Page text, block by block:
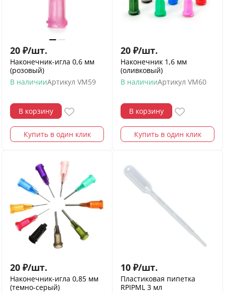
20 ₽/шт.
Наконечник-игла 0,6 мм
(розовый)
В наличииАртикул VM59
В корзину
Купить в один клик
20 ₽/шт.
Наконечник 1,6 мм
(оливковый)
В наличииАртикул VM60
В корзину
Купить в один клик
20 ₽/шт.
Наконечник-игла 0,85 мм
(темно-серый)
10 ₽/шт.
Пластиковая пипетка
RPIPML 3 мл